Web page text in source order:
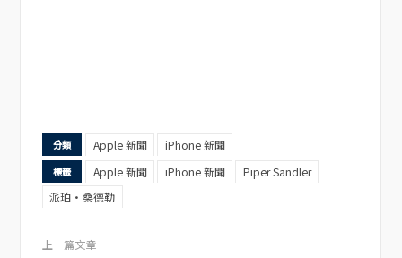
分類 Apple 新聞 iPhone 新聞
標籤 Apple 新聞 iPhone 新聞
Piper Sandler
派珀·桑德勒
上一篇文章